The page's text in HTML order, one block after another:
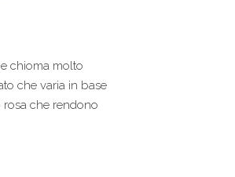
chioma molto
che varia in base
rosa che rendono